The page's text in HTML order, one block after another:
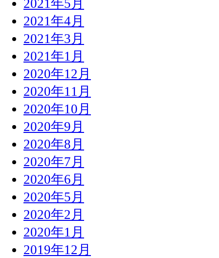
2021年5月
2021年4月
2021年3月
2021年1月
2020年12月
2020年11月
2020年10月
2020年9月
2020年8月
2020年7月
2020年6月
2020年5月
2020年2月
2020年1月
2019年12月